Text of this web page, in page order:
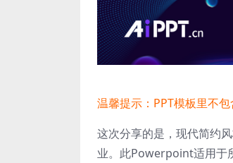
温馨提示：PPT模板里不包
这次分享的是，现代简约
业。此Powerpoint适用于